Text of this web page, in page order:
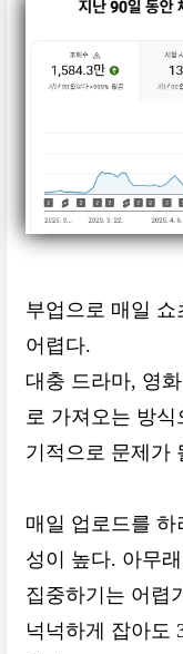
부업으로 매일
어렵다.
대충 드라마, 영
로 가져오는 방
기적으로 문제가
매일 업로드를
성이 높다. 아무
집중하기는 어렵
넉넉하게 잡아도